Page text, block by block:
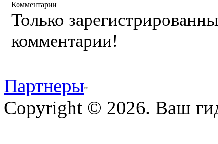
Комментарии
Только
комментарии!
Партнеры
Copyright © 2026. Ваш